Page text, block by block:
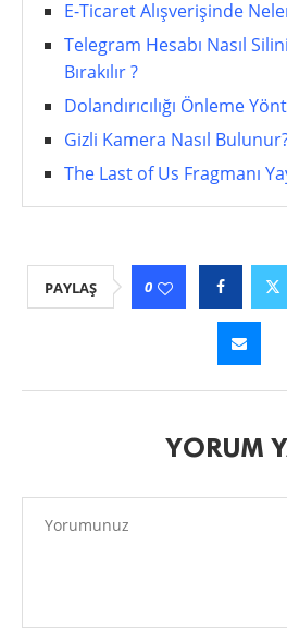
E-Ticaret Alışverişinde
Telegram Hesabı Nasıl
Bırakılır ?
Dolandırıcılığı Önleme
Gizli Kamera Nasıl
The Last of Us Fragmanı
PAYLAŞ 0
YORUM